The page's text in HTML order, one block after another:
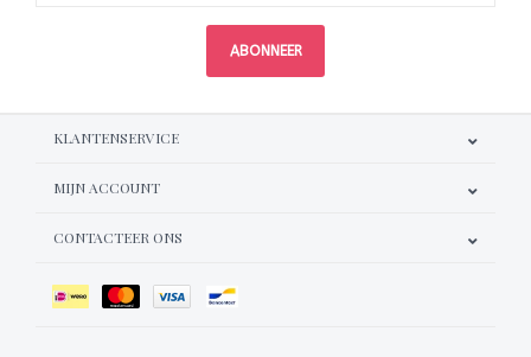
ABONNEER
KLANTENSERVICE
MIJN ACCOUNT
CONTACTEER ONS